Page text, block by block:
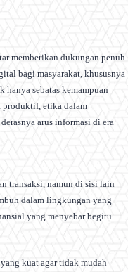
memberikan dukungan penuh
bagi masyarakat, khususnya
hanya sebatas kemampuan
produktif, etika dalam
arus informasi di era
transaksi, namun di sisi lain
dalam lingkungan yang
yang menyebar begitu
kuat agar tidak mudah